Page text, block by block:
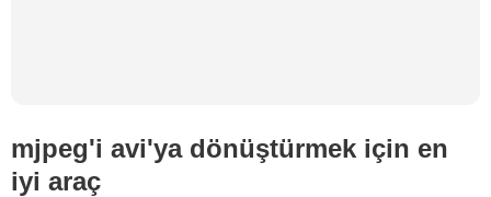
mjpeg'i avi'ya dönüştürmek için en
iyi araç